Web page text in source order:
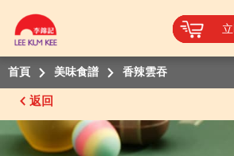
首頁 美味食譜 香辣雲吞
返回